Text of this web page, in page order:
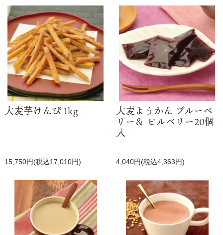
大麦芋けんぴ 1kg
15,750円(税込17,010円)
大麦ようかん ブルーベ
リー＆ ビルベリー20個
入
4,040円(税込4,363円)